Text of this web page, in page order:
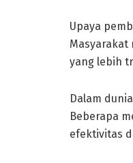
Upaya
Masyarakat
yang lebih
Dalam
Beberapa
efektivitas